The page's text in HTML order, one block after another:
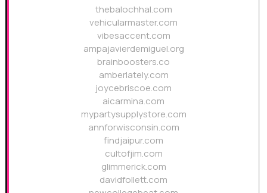
thebalochhal.com
vehicularmaster.com
vibesaccent.com
ampajavierdemiguel.org
brainboosters.co
amberlately.com
joycebriscoe.com
aicarmina.com
mypartysupplystore.com
annforwisconsin.com
findjaipur.com
cultofjim.com
glimmerick.com
davidfollett.com